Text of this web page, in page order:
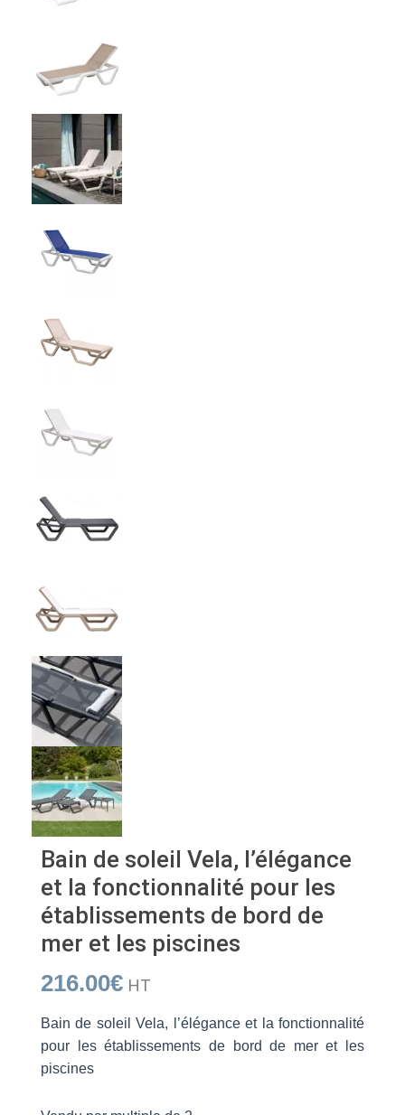
Bain de soleil Vela, l’élégance
et la fonctionnalité pour les
établissements de bord de
mer et les piscines
216.00€ HT
Bain de soleil Vela, l’élégance et la fonctionnalité
pour les établissements de bord de mer et les
piscines